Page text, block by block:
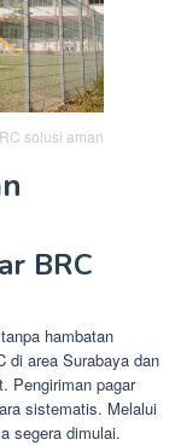
solusi aman
BRC
hambatan
di area Surabaya dan
Pengiriman pagar
sistematis. Melalui
segera dimulai.